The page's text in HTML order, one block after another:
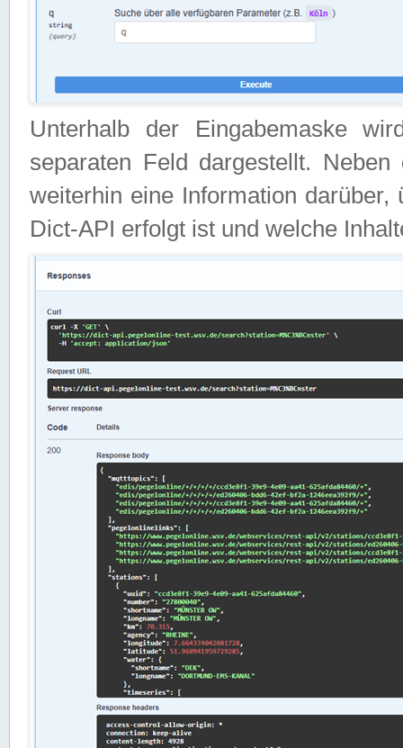
Unterhalb der Eingabemaske
separaten Feld dargestellt.
weiterhin eine Information
Dict-API erfolgt ist und welche